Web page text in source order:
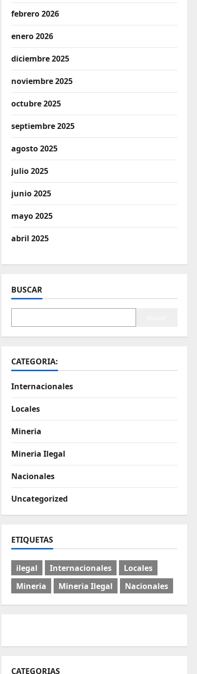
febrero 2026
enero 2026
diciembre 2025
noviembre 2025
octubre 2025
septiembre 2025
agosto 2025
julio 2025
junio 2025
mayo 2025
abril 2025
BUSCAR
CATEGORIA:
Internacionales
Locales
Mineria
Mineria Ilegal
Nacionales
Uncategorized
ETIQUETAS
ilegal Internacionales
Locales
Mineria
Mineria Ilegal Nacionales
CATEGORIAS